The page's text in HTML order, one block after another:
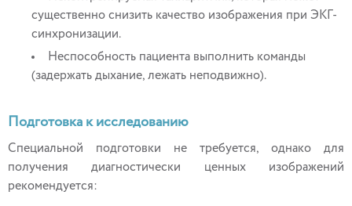
существенно снизить качество изображения при ЭКГ-
синхронизации.
Неспособность пациента выполнить команды
(задержать дыхание, лежать неподвижно).
Подготовка к исследованию
Специальной подготовки не требуется, однако для
получения диагностически ценных изображений
рекомендуется: